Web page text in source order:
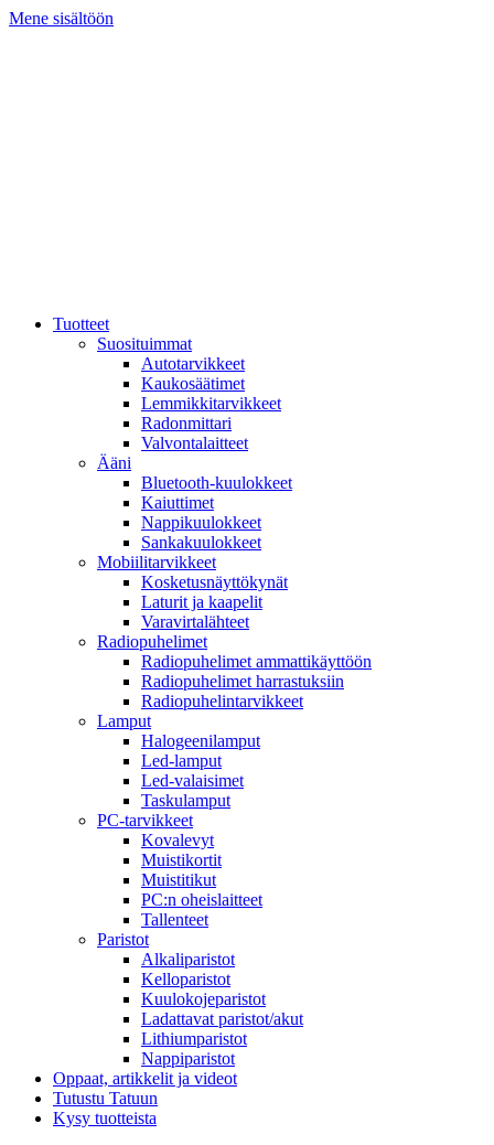
Mene sisältöön
Tuotteet
Suosituimmat
Autotarvikkeet
Kaukosäätimet
Lemmikkitarvikkeet
Radonmittari
Valvontalaitteet
Ääni
Bluetooth-kuulokkeet
Kaiuttimet
Nappikuulokkeet
Sankakuulokkeet
Mobiilitarvikkeet
Kosketusnäyttökynät
Laturit ja kaapelit
Varavirtalähteet
Radiopuhelimet
Radiopuhelimet ammattikäyttöön
Radiopuhelimet harrastuksiin
Radiopuhelintarvikkeet
Lamput
Halogeenilamput
Led-lamput
Led-valaisimet
Taskulamput
PC-tarvikkeet
Kovalevyt
Muistikortit
Muistitikut
PC:n oheislaitteet
Tallenteet
Paristot
Alkaliparistot
Kelloparistot
Kuulokojeparistot
Ladattavat paristot/akut
Lithiumparistot
Nappiparistot
Oppaat, artikkelit ja videot
Tutustu Tatuun
Kysy tuotteista